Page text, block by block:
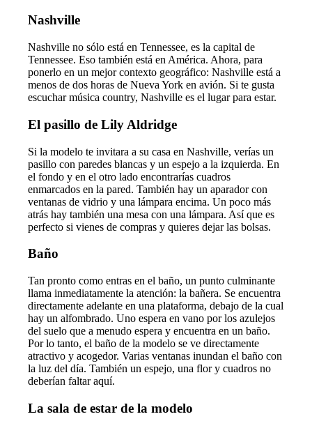
Nashville
Nashville no sólo está en Tennessee, es la capital de
Tennessee. Eso también está en América. Ahora, para
ponerlo en un mejor contexto geográfico: Nashville está a
menos de dos horas de Nueva York en avión. Si te gusta
escuchar música country, Nashville es el lugar para estar.
El pasillo de Lily Aldridge
Si la modelo te invitara a su casa en Nashville, verías un
pasillo con paredes blancas y un espejo a la izquierda. En
el fondo y en el otro lado encontrarías cuadros
enmarcados en la pared. También hay un aparador con
ventanas de vidrio y una lámpara encima. Un poco más
atrás hay también una mesa con una lámpara. Así que es
perfecto si vienes de compras y quieres dejar las bolsas.
Baño
Tan pronto como entras en el baño, un punto culminante
llama inmediatamente la atención: la bañera. Se encuentra
directamente adelante en una plataforma, debajo de la cual
hay un alfombrado. Uno espera en vano por los azulejos
del suelo que a menudo espera y encuentra en un baño.
Por lo tanto, el baño de la modelo se ve directamente
atractivo y acogedor. Varias ventanas inundan el baño con
la luz del día. También un espejo, una flor y cuadros no
deberían faltar aquí.
La sala de estar de la modelo